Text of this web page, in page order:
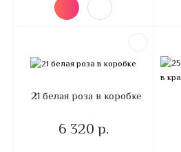
21 белая роза в коробке
6 320 р.